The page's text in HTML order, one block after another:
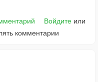
Войдитеили
комментарии